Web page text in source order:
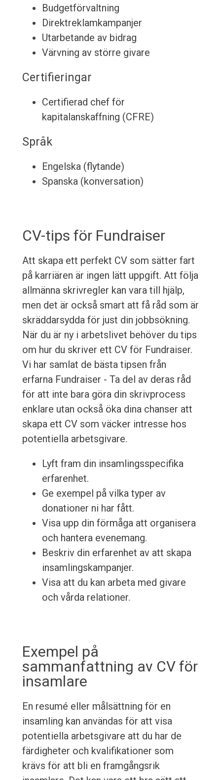
Budgetförvaltning
Direktreklamkampanjer
Utarbetande av bidrag
Värvning av större givare
Certifieringar
Certifierad chef för
kapitalanskaffning (CFRE)
Språk
Engelska (flytande)
Spanska (konversation)
CV-tips för Fundraiser
Att skapa ett perfekt CV som sätter fart
på karriären är ingen lätt uppgift. Att följa
allmänna skrivregler kan vara till hjälp,
men det är också smart att få råd som är
skräddarsydda för just din jobbsökning.
När du är ny i arbetslivet behöver du tips
om hur du skriver ett CV för Fundraiser.
Vi har samlat de bästa tipsen från
erfarna Fundraiser - Ta del av deras råd
för att inte bara göra din skrivprocess
enklare utan också öka dina chanser att
skapa ett CV som väcker intresse hos
potentiella arbetsgivare.
Lyft fram din insamlingsspecifika
erfarenhet.
Ge exempel på vilka typer av
donationer ni har fått.
Visa upp din förmåga att organisera
och hantera evenemang.
Beskriv din erfarenhet av att skapa
insamlingskampanjer.
Visa att du kan arbeta med givare
och vårda relationer.
Exempel på
sammanfattning av CV för
insamlare
En resumé eller målsättning för en
insamling kan användas för att visa
potentiella arbetsgivare att du har de
färdigheter och kvalifikationer som
krävs för att bli en framgångsrik